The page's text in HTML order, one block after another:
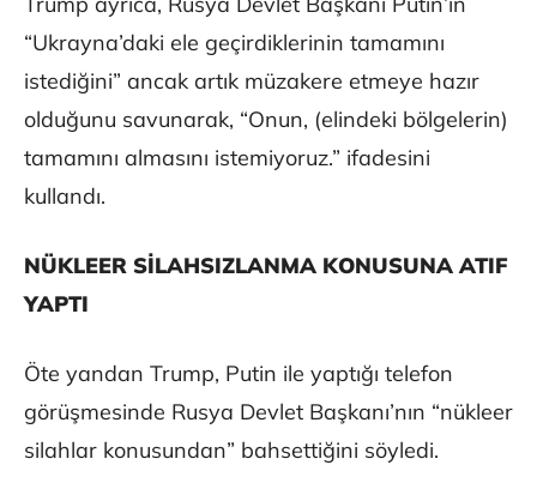
“Ukrayna’daki ele geçirdiklerinin tamamını
istediğini” ancak artık müzakere etmeye hazır
olduğunu savunarak, “Onun, (elindeki bölgelerin)
tamamını almasını istemiyoruz.” ifadesini
kullandı.
NÜKLEER SİLAHSIZLANMA KONUSUNA ATIF
YAPTI
Öte yandan Trump, Putin ile yaptığı telefon
görüşmesinde Rusya Devlet Başkanı’nın “nükleer
silahlar konusundan” bahsettiğini söyledi.